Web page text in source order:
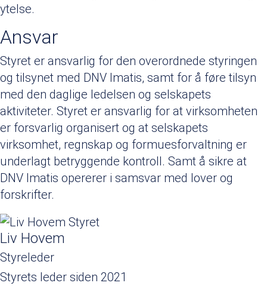
ytelse.
Ansvar
Styret er ansvarlig for den overordnede styringen
og tilsynet med DNV Imatis, samt for å føre tilsyn
med den daglige ledelsen og selskapets
aktiviteter. Styret er ansvarlig for at virksomheten
er forsvarlig organisert og at selskapets
virksomhet, regnskap og formuesforvaltning er
underlagt betryggende kontroll. Samt å sikre at
DNV Imatis opererer i samsvar med lover og
forskrifter.
Liv Hovem
Styreleder
Styrets leder siden 2021